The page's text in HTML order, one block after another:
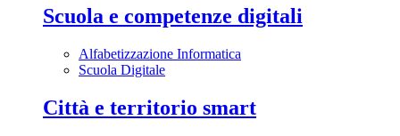
Scuola e competenze digitali
Alfabetizzazione Informatica
Scuola Digitale
Città e territorio smart